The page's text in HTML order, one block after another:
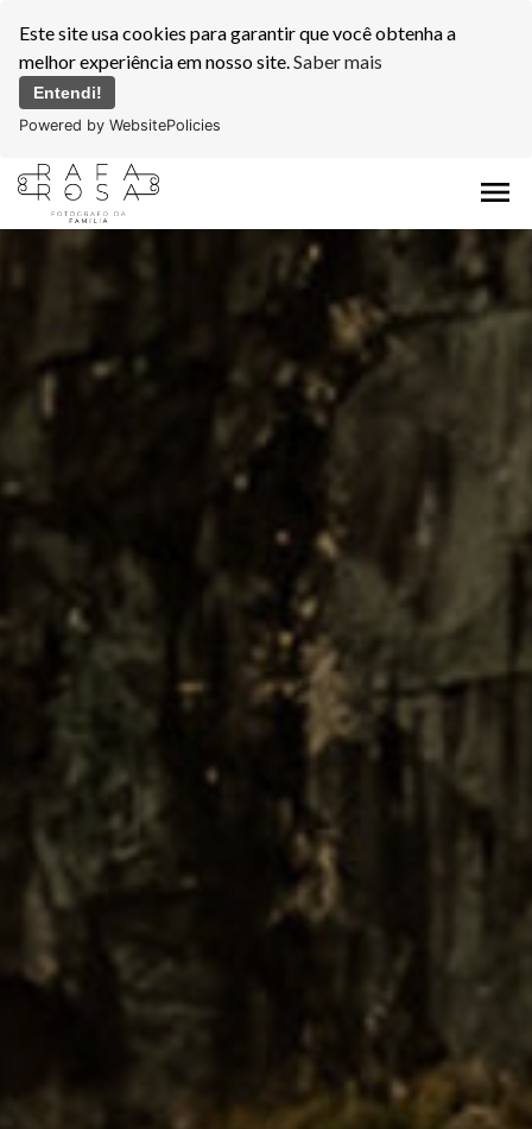
Este site usa cookies para garantir que você obtenha a
melhor experiência em nosso site.Saber mais
Entendi!
Powered by WebsitePolicies
menu